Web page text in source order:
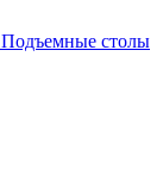
Подъемные столы